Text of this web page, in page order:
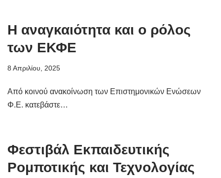
Η αναγκαιότητα και ο ρόλος
των ΕΚΦΕ
8 Απριλίου, 2025
Από κοινού ανακοίνωση των Επιστημονικών Ενώσεων
Φ.Ε. κατεβάστε…
Φεστιβάλ Εκπαιδευτικής
Ρομποτικής και Τεχνολογίας